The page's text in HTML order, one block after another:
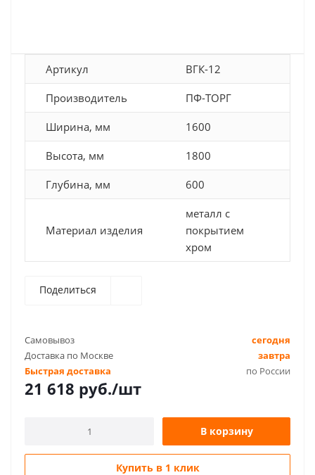
Артикул ВГК-12
Производитель ПФ-ТОРГ
Ширина, мм 1600
Высота, мм 1800
Глубина, мм 600
Материал изделия
металл с
покрытием
хром
Поделиться
Самовывоз
сегодня
Доставка по Москве
завтра
Быстрая доставка
по России
21 618 руб./шт
В корзину
Купить в 1 клик